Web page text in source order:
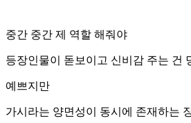
중간 중간 제 역할 해줘야
등장인물이 돋보이고 신비감 주는 건
예쁘지만
가시라는 양면성이 동시에 존재하는